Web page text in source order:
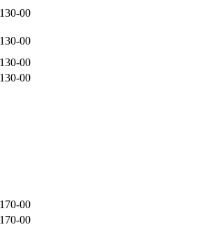
130-00
130-00
130-00
130-00
170-00
170-00